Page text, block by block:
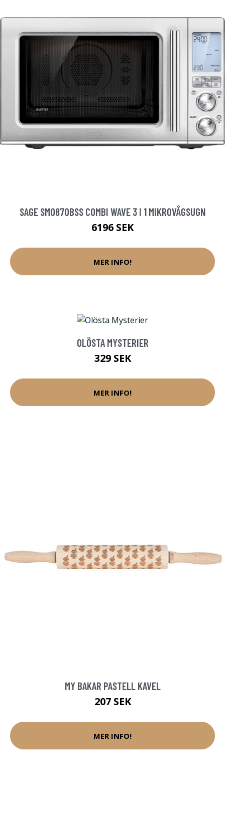
SAGE SMO870BSS COMBI WAVE 3 I 1 MIKROVÅGSUGN
6196 SEK
MER INFO!
OLÖSTA MYSTERIER
329 SEK
MER INFO!
MY BAKAR PASTELL KAVEL
207 SEK
MER INFO!